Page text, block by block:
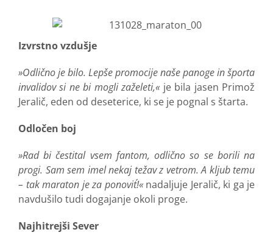
Izvrstno vzdušje
»Odlično je bilo. Lepše promocije naše panoge in športa
invalidov si ne bi mogli zaželeti,« je bila jasen Primož
Jeralič, eden od deseterice, ki se je pognal s štarta.
Odločen boj
»Rad bi čestital vsem fantom, odlično so se borili na
progi. Sam sem imel nekaj težav z vetrom. A kljub temu
– tak maraton je za ponovit´!« nadaljuje Jeralič, ki ga je
navdušilo tudi dogajanje okoli proge.
Najhitrejši Sever